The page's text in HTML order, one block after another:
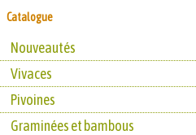
Catalogue
Nouveautés
Vivaces
Pivoines
Graminées et bambous